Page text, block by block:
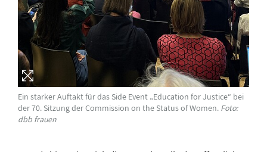
Ein starker Auftakt für das Side Event „Education for Justice“ bei
der 70. Sitzung der Commission on the Status of Women. Foto:
dbb frauen